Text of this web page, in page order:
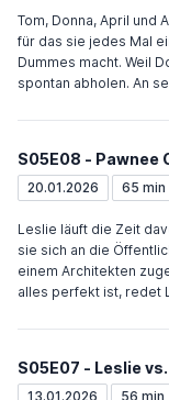
Häuptling. Der
sind, droht aber die
zu schließen, wenn
Tom, Donna, April und
für das sie jedes Mal
Dummes macht. Weil
spontan abholen. An
zunächst nur Donna
und gehen auf die
seinen Ängsten zu
ebenso Rons Exfrau
macht sich aber mehr
Tammy. Leslie
bringt sie in die Bar, in
S05E08 - Pawnee
20.01.2026 65 min
Leslie läuft die Zeit
sie sich an die
einem Architekten
alles perfekt ist, redet
an, umsonst zu
Ben den Architekten
zu tun und die
S05E07 - Leslie
13.01.2026 56 min